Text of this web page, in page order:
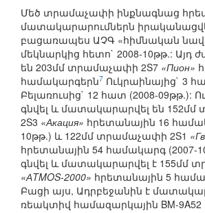
Մեծ տրամաչափի ինքնագնաց
մատակարարումներն
բացառապես ԱՉԳ «հիմնական
մեկնարկից հետո` 2008-10թթ.: Այդ
են 203մմ տրամաչափի 2S7 «Пион»
համակարգերն7 Ուկրաինայից` 3
Բելառուսից` 12 հատ (2008-09թթ.):
գնվել և մատակարարվել են
2S3 «Акация» հրետանային 16
10թթ.) և 122մմ տրամաչափի 2S1
հրետանային 54 համակարգ (2007-
գնվել և մատակարարվել է 155մմ
«АTMOS-2000» հրետանային 5
Բացի այս, Ադրբեջանին է
ռեակտիվ համազարկային BM-9A52